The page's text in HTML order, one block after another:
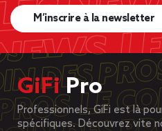
M’inscrire à la newsletter
GiFiPro
Professionnels, GiFi est là
spécifiques. Découvrez vite